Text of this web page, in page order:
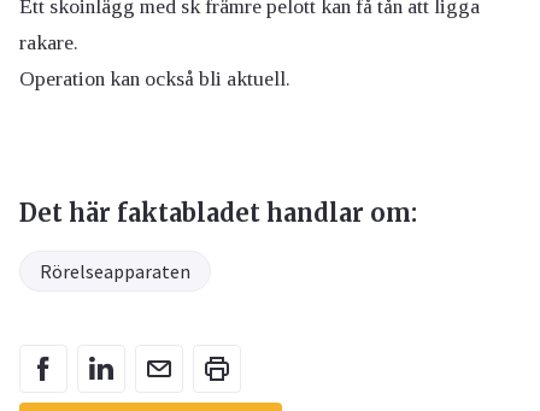
Ett skoinlägg med sk främre pelott kan få tån att ligga
rakare.
Operation kan också bli aktuell.
Det här faktabladet handlar om:
Rörelseapparaten